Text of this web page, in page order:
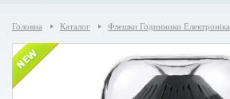
Головна Каталог Флешки Годинники Електроніка